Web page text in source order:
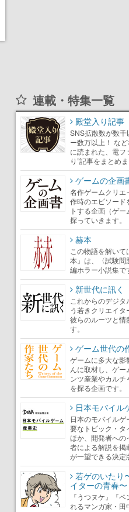
連載・特集一覧
殿堂入り記事
SNS拡散数が数千
ー数万以上！ な
に読まれた、電フ
り”記事をまとめま
ゲームの企画
名作ゲームクリエ
作時のエピソード
トする企画（ゲ
探っていきます。
赫本
この物語を解い
本』は、〈試験問
編ホラー小説集で
新世代に訊く
これからのデジ
う若きクリエイタ
彼らのルーツと情
す。
ゲーム世代の
ゲームに多大な影
んに取材し、ゲ
ンツ産業やカル
を探る企画です。
日本モバイル
日本のモバイル
要なトピック・タ
ほか、開発者への
者による解説を掲
が一望できる決定
若ゲのいたり
イターの青春〜
『うつヌケ』『
れるマンガ家・田